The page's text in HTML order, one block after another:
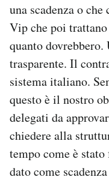
una scadenza o
Vip che poi
quanto
trasparente. Il
sistema italiano.
questo è il nostro
delegati da
chiedere alla
tempo come è
dato come